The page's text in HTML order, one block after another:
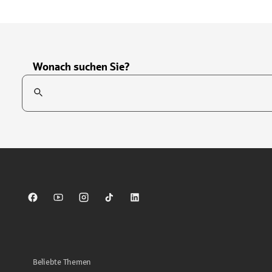
Wonach suchen Sie?
Suchfeld
Sparkasse auf Facebook
Sparkasse auf Youtube
Sparkasse auf Instagram
Sparkasse auf TikTok
Sparkasse auf LinkedIn
Beliebte Themen